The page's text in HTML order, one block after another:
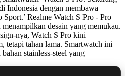
Indonesia dengan membawa
Realme Watch S Pro - Pro
desain yang memukau.
nya, Watch S Pro kini
tetapi tahan lama. Smartwatch ini
stainless-steel yang